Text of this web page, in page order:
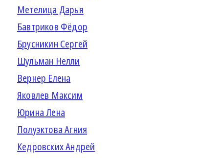
Метелица Дарья
Бавтриков Фёдор
Брусникин Сергей
Шульман Нелли
Вернер Елена
Яковлев Максим
Юрина Лена
Полуэктова Агния
Кедровских Андрей